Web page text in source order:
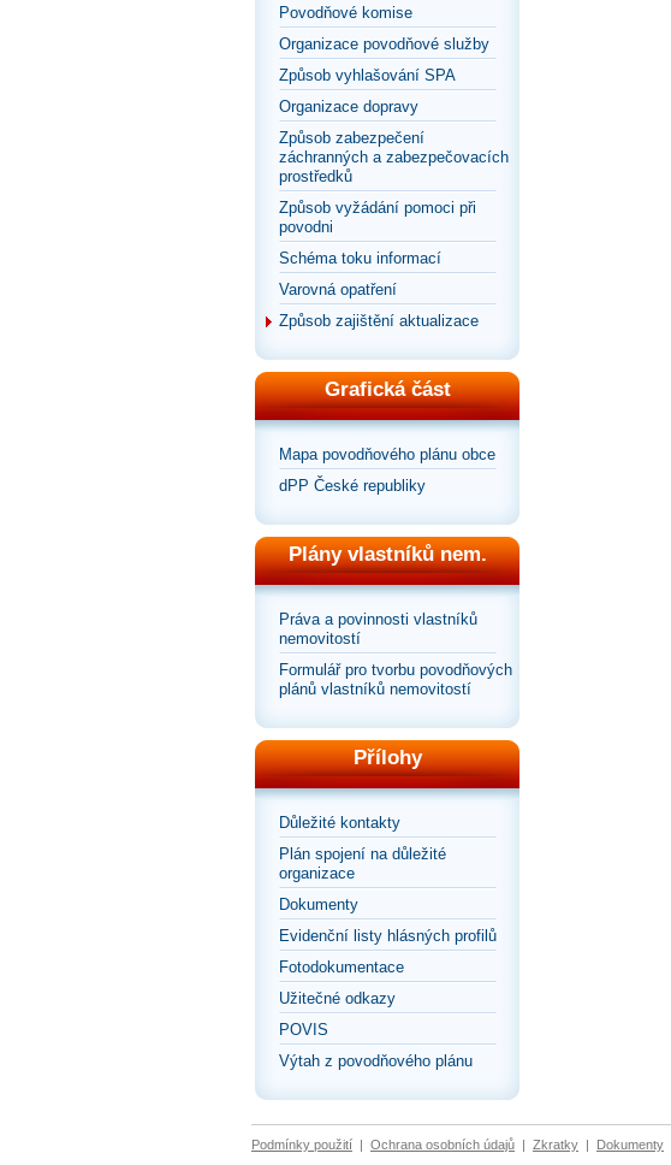
Povodňové komise
Organizace povodňové služby
Způsob vyhlašování SPA
Organizace dopravy
Způsob zabezpečení
záchranných a zabezpečovacích
prostředků
Způsob vyžádání pomoci při
povodni
Schéma toku informací
Varovná opatření
Způsob zajištění aktualizace
Grafická část
Mapa povodňového plánu obce
dPP České republiky
Plány vlastníků nem.
Práva a povinnosti vlastníků
nemovitostí
Formulář pro tvorbu povodňových
plánů vlastníků nemovitostí
Přílohy
Důležité kontakty
Plán spojení na důležité
organizace
Dokumenty
Evidenční listy hlásných profilů
Fotodokumentace
Užitečné odkazy
POVIS
Výtah z povodňového plánu
Podmínky použití | Ochrana osobních údajů | Zkratky | Dokumenty